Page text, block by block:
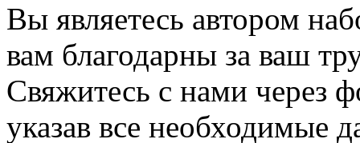
Вы являетесь автором
вам благодарны за ваш
Свяжитесь с нами через
указав все необходимые